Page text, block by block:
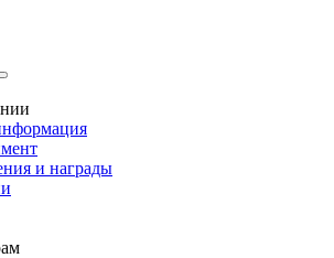
и награды